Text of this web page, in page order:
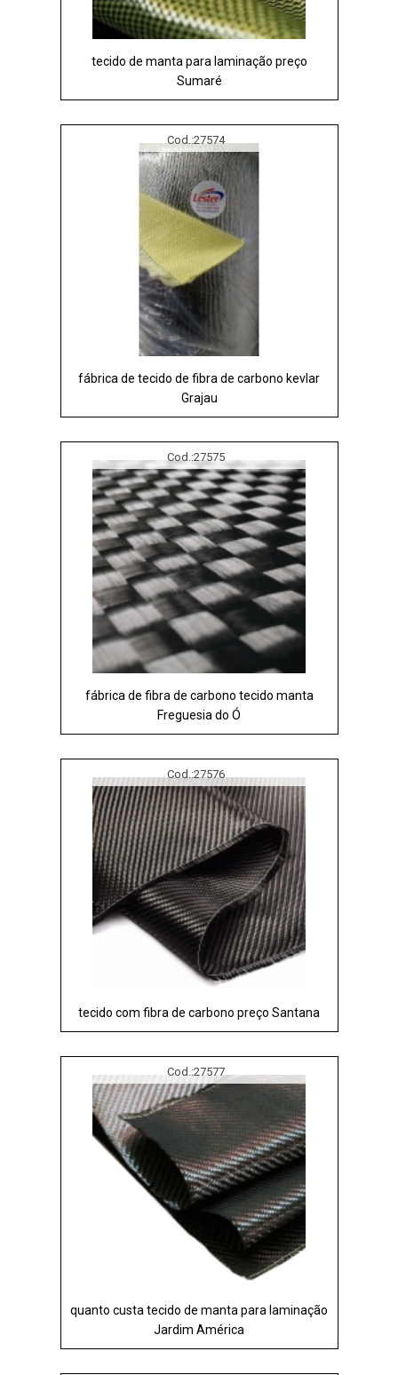
tecido de manta para laminação preço
Sumaré
Cod.:27574
fábrica de tecido de fibra de carbono kevlar
Grajau
Cod.:27575
fábrica de fibra de carbono tecido manta
Freguesia do Ó
Cod.:27576
tecido com fibra de carbono preço Santana
Cod.:27577
quanto custa tecido de manta para laminação
Jardim América